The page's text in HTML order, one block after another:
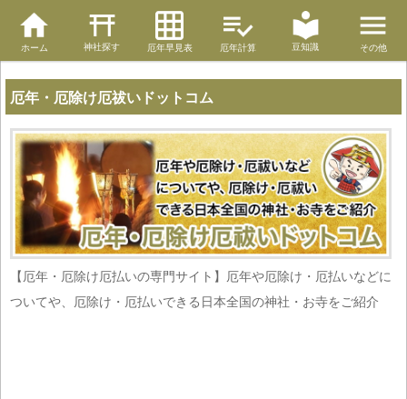
ホーム 神社探す 厄年早見表 厄年計算 豆知識 その他
厄年・厄除け厄祓いドットコム
【厄年・厄除け厄払いの専門サイト】厄年や厄除け・厄払いなどに
ついてや、厄除け・厄払いできる日本全国の神社・お寺をご紹介